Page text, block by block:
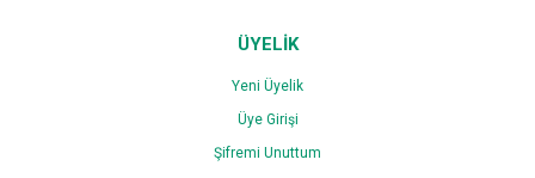
ÜYELİK
Yeni Üyelik
Üye Girişi
Şifremi Unuttum